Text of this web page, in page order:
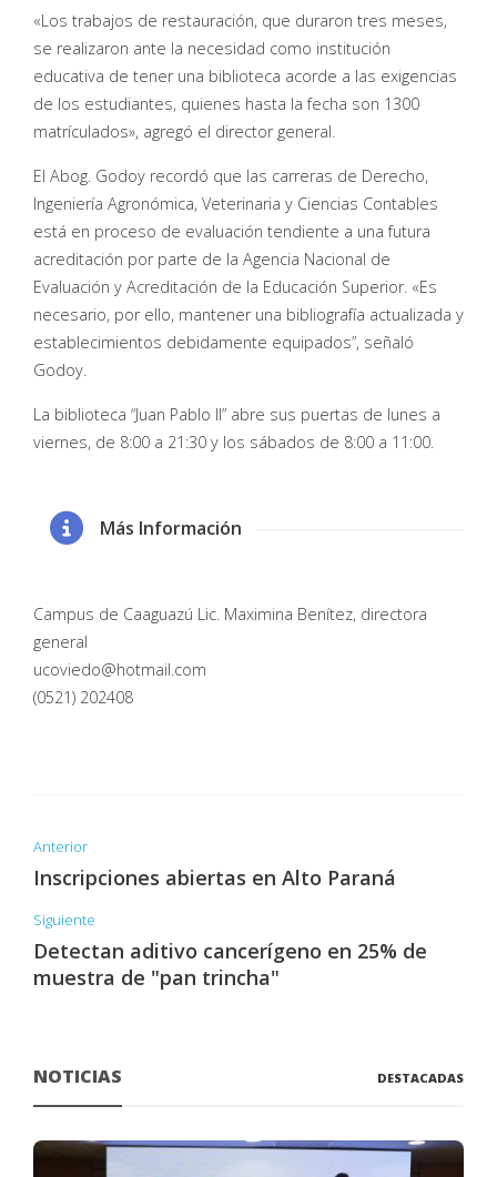
«Los trabajos de restauración, que duraron tres meses,
se realizaron ante la necesidad como institución
educativa de tener una biblioteca acorde a las exigencias
de los estudiantes, quienes hasta la fecha son 1300
matrículados», agregó el director general.
El Abog. Godoy recordó que las carreras de Derecho,
Ingeniería Agronómica, Veterinaria y Ciencias Contables
está en proceso de evaluación tendiente a una futura
acreditación por parte de la Agencia Nacional de
Evaluación y Acreditación de la Educación Superior. «Es
necesario, por ello, mantener una bibliografía actualizada y
establecimientos debidamente equipados”, señaló
Godoy.
La biblioteca “Juan Pablo II” abre sus puertas de lunes a
viernes, de 8:00 a 21:30 y los sábados de 8:00 a 11:00.
Más Información
Campus de Caaguazú Lic. Maximina Benítez, directora
general
ucoviedo@hotmail.com
(0521) 202408
Anterior
Inscripciones abiertas en Alto Paraná
Siguiente
Detectan aditivo cancerígeno en 25% de
muestra de "pan trincha"
NOTICIAS DESTACADAS